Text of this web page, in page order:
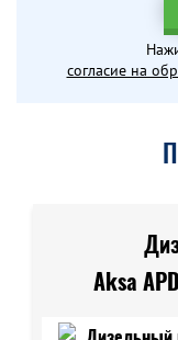
согласие на
Aksa